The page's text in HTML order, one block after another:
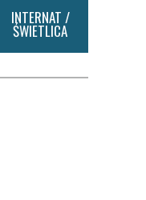
INTERNAT /
ŚWIETLICA